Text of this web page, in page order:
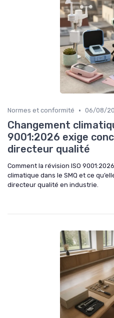
Normes et conformité • 06/08/
Changement
9001:2026 exige
directeur qualité
Comment la révision ISO
climatique dans le SMQ et ce
directeur qualité en industrie.